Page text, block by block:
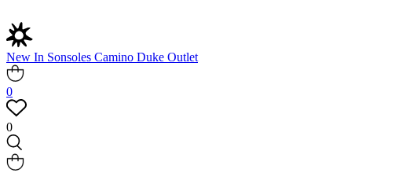
New In Sonsoles Camino Duke Outlet
0
0